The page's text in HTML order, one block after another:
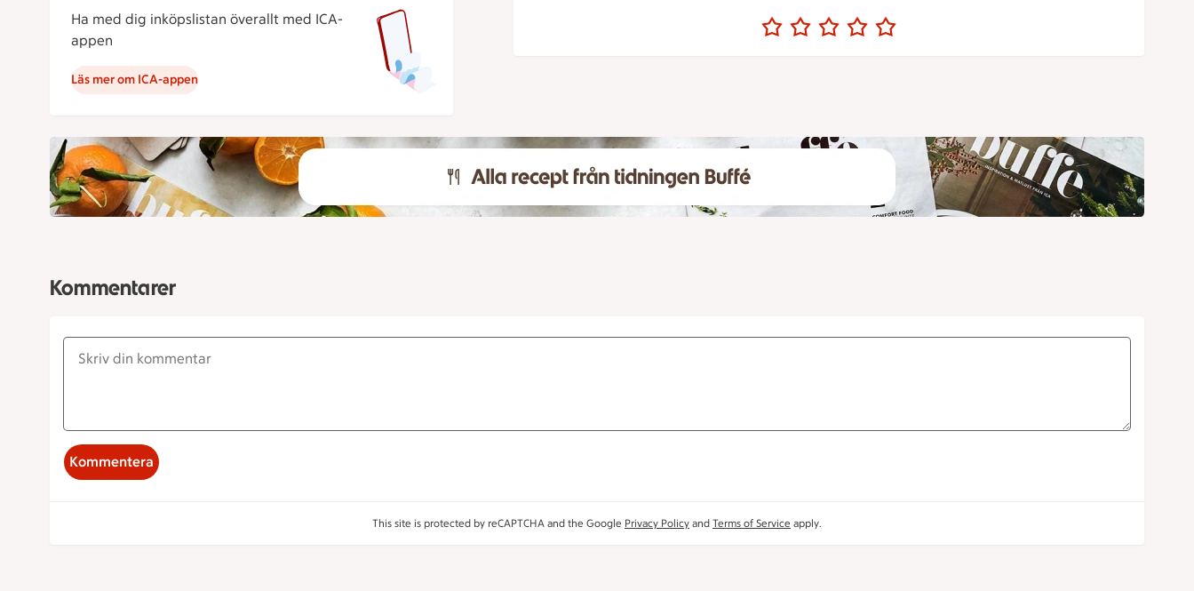
Ha med dig inköpslistan överallt med ICA-
appen
Läs mer om ICA-appen
Kommentarer
Kommentera
This site is protected by reCAPTCHA and the Google Privacy Policy and Terms of Service apply.